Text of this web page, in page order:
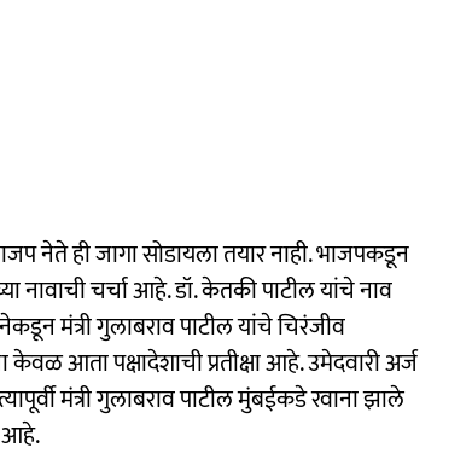
नेते ही जागा सोडायला तयार नाही. भाजपकडून
नावाची चर्चा आहे. डॉ. केतकी पाटील यांचे नाव
मंत्री गुलाबराव पाटील यांचे चिरंजीव
आता पक्षादेशाची प्रतीक्षा आहे. उमेदवारी अर्ज
मंत्री गुलाबराव पाटील मुंबईकडे रवाना झाले
आहे.